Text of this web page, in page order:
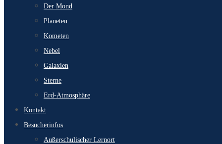
Der Mond
Planeten
Kometen
Nebel
Galaxien
Sterne
Erd-Atmosphäre
Kontakt
Besucherinfos
Außerschulischer Lernort